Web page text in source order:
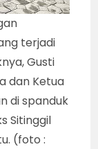
terjadi
Gusti
dan Ketua
di spanduk
Sitinggil
(foto :